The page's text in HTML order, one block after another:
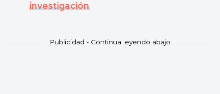
investigación